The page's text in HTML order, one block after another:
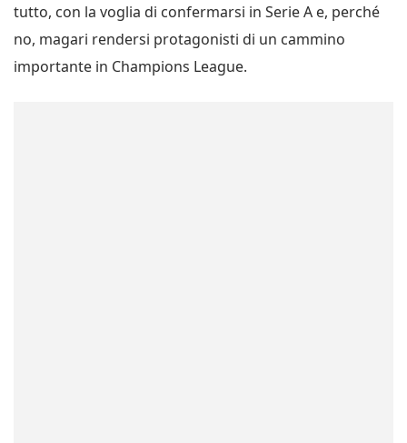
tutto, con la voglia di confermarsi in Serie A e, perché
no, magari rendersi protagonisti di un cammino
importante in Champions League.